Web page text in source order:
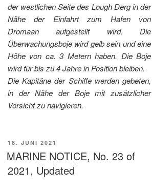
der westlichen Seite des Lough Derg in der
Nähe der Einfahrt zum Hafen von
Dromaan aufgestellt wird. Die
Überwachungsboje wird gelb sein und eine
Höhe von ca. 3 Metern haben. Die Boje
wird für bis zu 4 Jahre in Position bleiben.
Die Kapitäne der Schiffe werden gebeten,
in der Nähe der Boje mit zusätzlicher
Vorsicht zu navigieren.
VERÖFFENTLICHT
AM
18. JUNI 2021
MARINE NOTICE, No. 23 of
2021, Updated